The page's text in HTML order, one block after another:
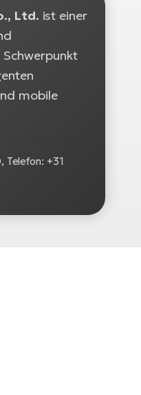
Ltd. ist einer
mobile
Telefon: +31